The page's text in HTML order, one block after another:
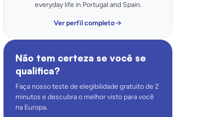
everyday life in Portugal and Spain.
Ver perfil completo
Não tem certeza se você se
qualifica?
Faça nosso teste de elegibilidade gratuito de 2
minutos e descubra o melhor visto para você
na Europa.